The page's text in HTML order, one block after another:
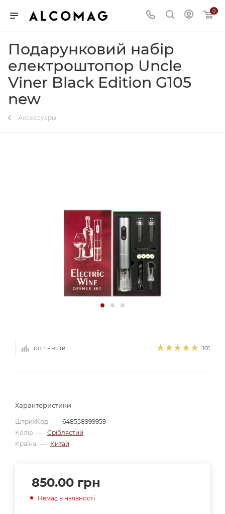
0
Подарунковий набір
електроштопор Uncle
Viner Black Edition G105
new
Аксессуары
ПОРІВНЯТИ 101
Характеристики
ШтрихКод — 648558999959
Колір — Сріблястий
Країна — Китай
850.00 грн
Немає в наявності